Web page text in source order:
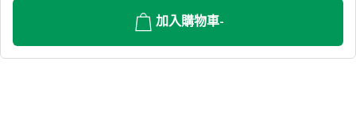
加入購物車-